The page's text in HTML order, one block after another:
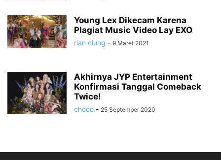
Young Lex Dikecam Karena
Plagiat Music Video Lay EXO
rian ciung - 9 Maret 2021
Akhirnya JYP Entertainment
Konfirmasi Tanggal Comeback
Twice!
chooo - 25 September 2020